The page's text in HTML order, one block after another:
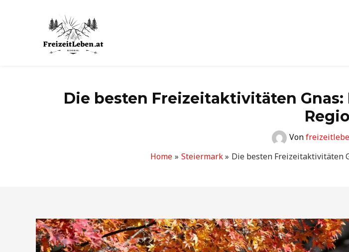
Die besten Freizeitaktivitäten
Von
Home
Steiermark Die besten Freizeitaktivitäten